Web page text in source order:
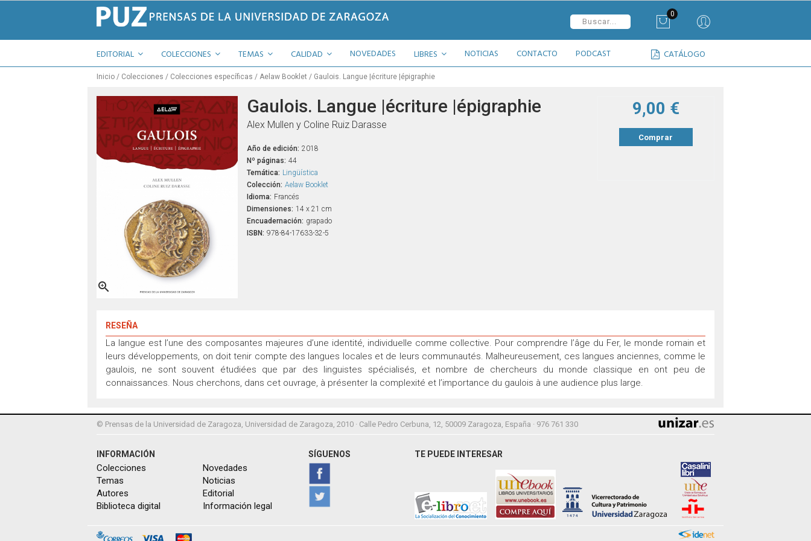
0
EDITORIAL COLECCIONES TEMAS CATÁLOGO
CALIDAD NOVEDADES LIBRES NOTICIAS CONTACTO PODCAST
Inicio Colecciones Colecciones específicas Aelaw Booklet Gaulois. Langue |écriture |épigraphie

Gaulois. Langue |écriture |épigraphie
Alex Mullen y Coline Ruiz Darasse
Año de edición: 2018
Nº páginas: 44
Temática: Lingüística
Colección: Aelaw Booklet
Idioma: Francés
Dimensiones: 14 x 21 cm
Encuadernación: grapado
ISBN: 978-84-17633-32-5
9,00 €
Comprar
RESEÑA
La langue est l’une des composantes majeures d’une identité, individuelle comme collective. Pour comprendre l’âge du Fer, le monde romain et
leurs développements, on doit tenir compte des langues locales et de leurs communautés. Malheureusement, ces langues anciennes, comme le
gaulois, ne sont souvent étudiées que par des linguistes spécialisés, et nombre de chercheurs du monde classique en ont peu de
connaissances. Nous cherchons, dans cet ouvrage, à présenter la complexité et l’importance du gaulois à une audience plus large.
© Prensas de la Universidad de Zaragoza, Universidad de Zaragoza, 2010 · Calle Pedro Cerbuna, 12, 50009 Zaragoza, España · 976 761 330
INFORMACIÓN
Colecciones
Temas
Autores
Biblioteca digital
Novedades
Noticias
Editorial
Información legal
SÍGUENOS TE PUEDE INTERESAR